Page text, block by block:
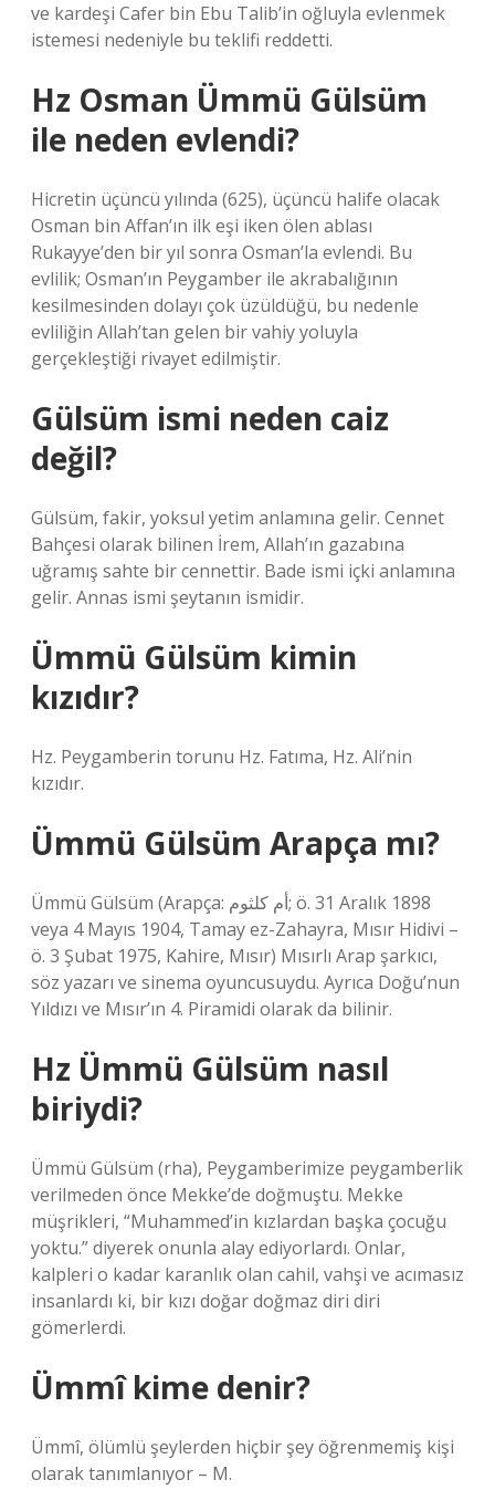
ve kardeşi Cafer bin Ebu Talib’in oğluyla evlenmek
istemesi nedeniyle bu teklifi reddetti.
Hz Osman Ümmü Gülsüm
ile neden evlendi?
Hicretin üçüncü yılında (625), üçüncü halife olacak
Osman bin Affan’ın ilk eşi iken ölen ablası
Rukayye’den bir yıl sonra Osman’la evlendi. Bu
evlilik; Osman’ın Peygamber ile akrabalığının
kesilmesinden dolayı çok üzüldüğü, bu nedenle
evliliğin Allah’tan gelen bir vahiy yoluyla
gerçekleştiği rivayet edilmiştir.
Gülsüm ismi neden caiz
değil?
Gülsüm, fakir, yoksul yetim anlamına gelir. Cennet
Bahçesi olarak bilinen İrem, Allah’ın gazabına
uğramış sahte bir cennettir. Bade ismi içki anlamına
gelir. Annas ismi şeytanın ismidir.
Ümmü Gülsüm kimin
kızıdır?
Hz. Peygamberin torunu Hz. Fatıma, Hz. Ali’nin
kızıdır.
Ümmü Gülsüm Arapça mı?
Ümmü Gülsüm (Arapça: أم كلثوم; ö. 31 Aralık 1898
veya 4 Mayıs 1904, Tamay ez-Zahayra, Mısır Hidivi –
ö. 3 Şubat 1975, Kahire, Mısır) Mısırlı Arap şarkıcı,
söz yazarı ve sinema oyuncusuydu. Ayrıca Doğu’nun
Yıldızı ve Mısır’ın 4. Piramidi olarak da bilinir.
Hz Ümmü Gülsüm nasıl
biriydi?
Ümmü Gülsüm (rha), Peygamberimize peygamberlik
verilmeden önce Mekke’de doğmuştu. Mekke
müşrikleri, “Muhammed’in kızlardan başka çocuğu
yoktu.” diyerek onunla alay ediyorlardı. Onlar,
kalpleri o kadar karanlık olan cahil, vahşi ve acımasız
insanlardı ki, bir kızı doğar doğmaz diri diri
gömerlerdi.
Ümmî kime denir?
Ümmî, ölümlü şeylerden hiçbir şey öğrenmemiş kişi
olarak tanımlanıyor – M.